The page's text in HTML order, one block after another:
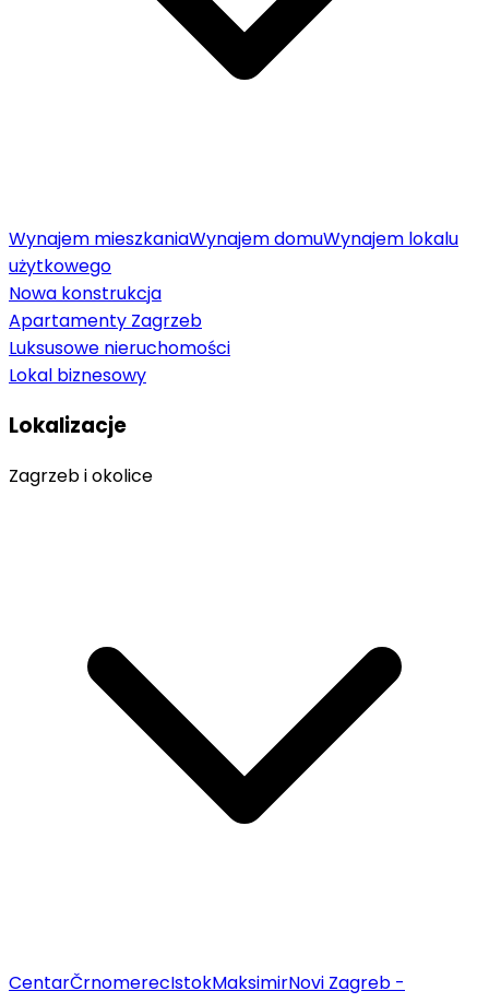
Wynajem mieszkaniaWynajem domuWynajem lokalu
użytkowego
Nowa konstrukcja
Apartamenty Zagrzeb
Luksusowe nieruchomości
Lokal biznesowy
Lokalizacje
Zagrzeb i okolice
CentarČrnomerecIstokMaksimirNovi Zagreb -